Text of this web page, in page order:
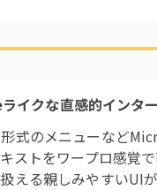
イクな直感的インタ
式のメニューなど
ストをワープロ感覚
える親しみやすいUI